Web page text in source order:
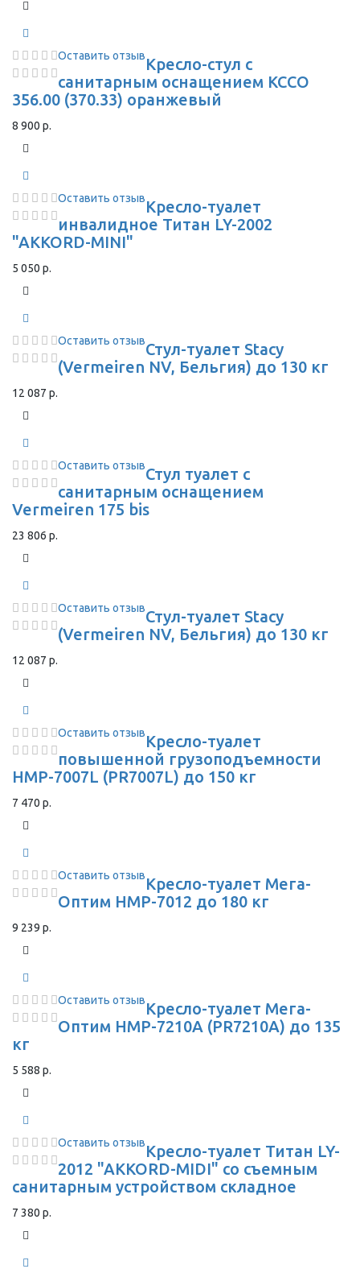
Оставить отзывКресло-стул с
санитарным оснащением КССО
356.00 (370.33) оранжевый
8 900 р.
Оставить отзывКресло-туалет
инвалидное Титан LY-2002
"AKKORD-MINI"
5 050 р.
Оставить отзывСтул-туалет Stacy
(Vermeiren NV, Бельгия) до 130 кг
12 087 р.
Оставить отзывСтул туалет с
санитарным оснащением
Vermeiren 175 bis
23 806 р.
Оставить отзывСтул-туалет Stacy
(Vermeiren NV, Бельгия) до 130 кг
12 087 р.
Оставить отзывКресло-туалет
повышенной грузоподъемности
HMP-7007L (PR7007L) до 150 кг
7 470 р.
Оставить отзывКресло-туалет Мега-
Оптим HMP-7012 до 180 кг
9 239 р.
Оставить отзывКресло-туалет Мега-
Оптим HMP-7210A (PR7210A) до 135
кг
5 588 р.
Оставить отзывКресло-туалет Титан LY-
2012 "AKKORD-MIDI" со съемным
санитарным устройством складное
7 380 р.